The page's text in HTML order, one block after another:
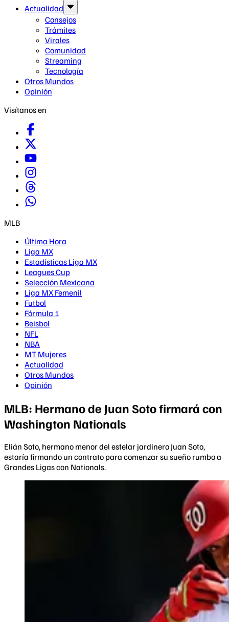
Actualidad
Consejos
Trámites
Virales
Comunidad
Streaming
Tecnología
Otros Mundos
Opinión
Visítanos en
MLB
Última Hora
Liga MX
Estadísticas Liga MX
Leagues Cup
Selección Mexicana
Liga MX Femenil
Futbol
Fórmula 1
Beisbol
NFL
NBA
MT Mujeres
Actualidad
Otros Mundos
Opinión
MLB: Hermano de Juan Soto firmará con
Washington Nationals
Elián Soto, hermano menor del estelar jardinero Juan Soto,
estaría firmando un contrato para comenzar su sueño rumbo a
Grandes Ligas con Nationals.